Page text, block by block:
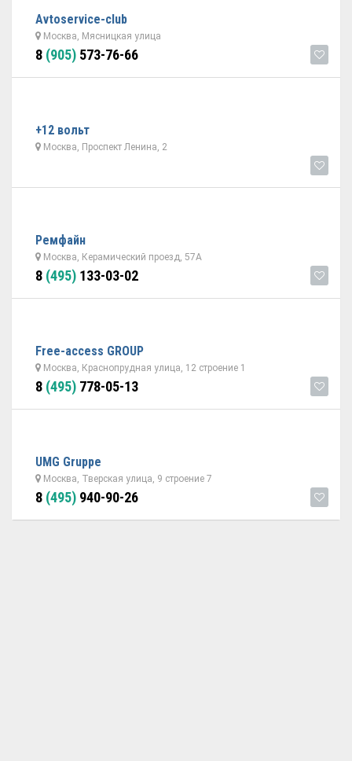
Avtoservice-club
Москва, Мясницкая улица
8 (905) 573-76-66
+12 вольт
Москва, Проспект Ленина, 2
Ремфайн
Москва, Керамический проезд, 57A
8 (495) 133-03-02
Free-access GROUP
Москва, Краснопрудная улица, 12 строение 1
8 (495) 778-05-13
UMG Gruppe
Москва, Тверская улица, 9 строение 7
8 (495) 940-90-26